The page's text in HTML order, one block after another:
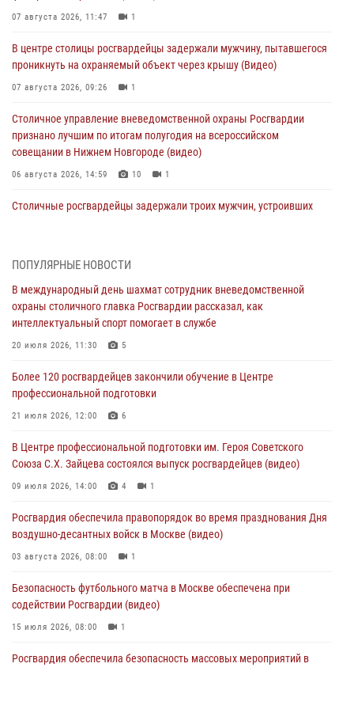
07 августа 2026, 11:47 1
В центре столицы росгвардейцы задержали мужчину, пытавшегося
проникнуть на охраняемый объект через крышу (Видео)
07 августа 2026, 09:26 1
Столичное управление вневедомственной охраны Росгвардии
признано лучшим по итогам полугодия на всероссийском
совещании в Нижнем Новгороде (видео)
06 августа 2026, 14:59 10 1
Столичные росгвардейцы задержали троих мужчин, устроивших
матче в Москве обеспечила Росгвардия (видео)
06 августа 2026, 08:30
Столичные росгвардейцы задержали мужчину, устроившего дебош
05 августа 2026, 12:39
Московские росгвардейцы обеспечили безопасность проведения
05 августа 2026, 12:35
Делегация МВД Республики Беларусь ознакомилась с передовыми
04 августа 2026, 18:16 5
ПОПУЛЯРНЫЕ НОВОСТИ
В международный день шахмат сотрудник вневедомственной
охраны столичного главка Росгвардии рассказал, как
интеллектуальный спорт помогает в службе
20 июля 2026, 11:30 5
Более 120 росгвардейцев закончили обучение в Центре
профессиональной подготовки
21 июля 2026, 12:00 6
В Центре профессиональной подготовки им. Героя Советского
Союза С.Х. Зайцева состоялся выпуск росгвардейцев (видео)
09 июля 2026, 14:00 4 1
Росгвардия обеспечила правопорядок во время празднования Дня
воздушно-десантных войск в Москве (видео)
03 августа 2026, 08:00 1
Безопасность футбольного матча в Москве обеспечена при
содействии Росгвардии (видео)
15 июля 2026, 08:00 1
Росгвардия обеспечила безопасность массовых мероприятий в